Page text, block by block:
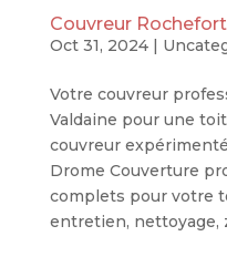
Couvreur
Oct 31, 2024|
Votre couvreur
Valdaine pour une
couvreur
Drome Couverture
complets pour votre
entretien, nettoyage,